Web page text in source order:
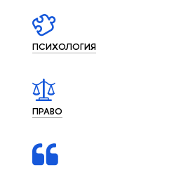
ПСИХОЛОГИЯ
ПРАВО